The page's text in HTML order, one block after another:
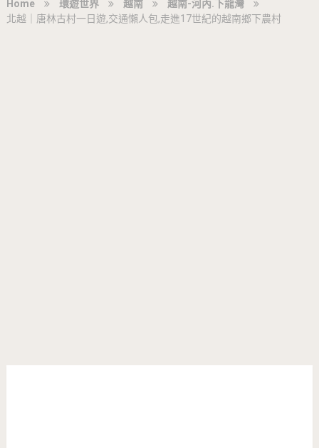
Home 環遊世界 越南
越南-河內.下龍灣
北越｜唐林古村一日遊,交通懶人包,走進17世紀的越南鄉下農村